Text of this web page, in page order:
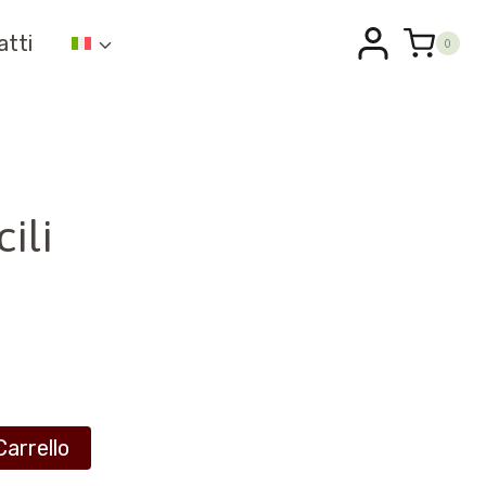
0